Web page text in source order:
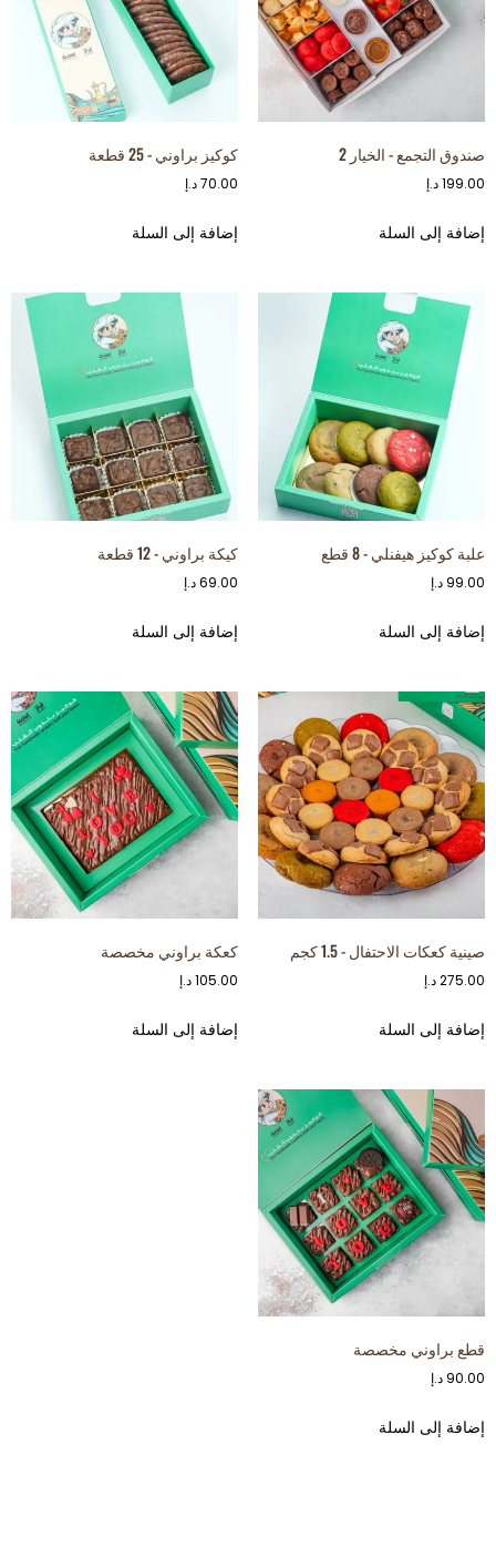
صندوق التجمع - الخيار 2
199.00د.إ
إضافة إلى السلة
كوكيز براوني - 25 قطعة
70.00 د.إ
إضافة إلى السلة
علبة كوكيز هيفنلي - 8 قطع
99.00 د.إ
إضافة إلى السلة
كيكة براوني - 12 قطعة
69.00 د.إ
إضافة إلى السلة
صينية كعكات الاحتفال - 1.5 كجم
275.00د.إ
إضافة إلى السلة
كعكة براوني مخصصة
105.00 د.إ
إضافة إلى السلة
قطع براوني مخصصة
90.00 د.إ
إضافة إلى السلة